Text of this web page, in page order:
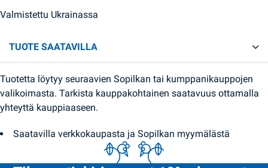
Valmistettu Ukrainassa
TUOTE SAATAVILLA
Tuotetta löytyy seuraavien Sopilkan tai kumppanikauppojen
valikoimasta. Tarkista kauppakohtainen saatavuus ottamalla
yhteyttä kauppiaaseen.
Saatavilla verkkokaupasta ja Sopilkan myymälästä